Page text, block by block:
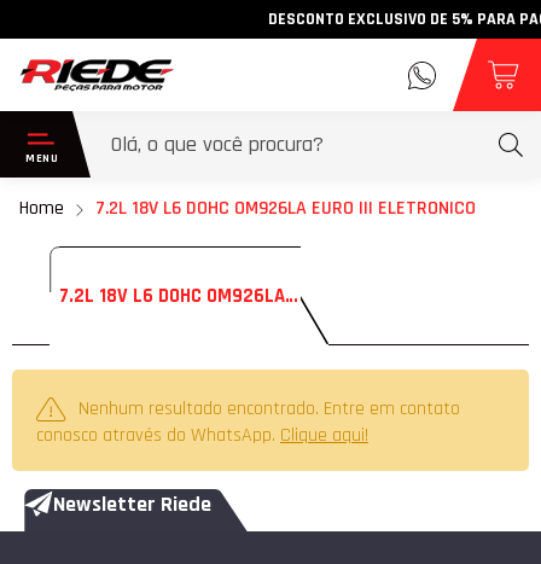
DESCONTO EXCLUSIVO DE 5% PARA
Home 7.2L 18V L6 DOHC OM926LA EURO III ELETRONICO
7.2L 18V L6 DOHC OM926LA EURO III ELETRONICO
Nenhum resultado encontrado. Entre em contato
conosco através do WhatsApp. Clique aqui!
Newsletter Riede